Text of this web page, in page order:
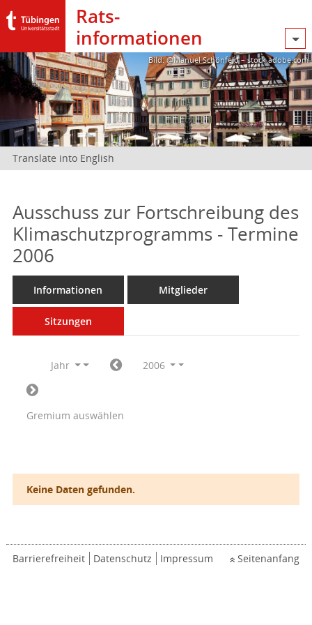
Rats­
informationen
Bild: @Manuel Schönfeld – stock.adobe.com
Translate into English
Ausschuss zur Fortschreibung des
Klimaschutzprogramms - Termine
2006
Informationen Mitglieder
Sitzungen
Jahr 2006
Gremium auswählen
Keine Daten gefunden.
Barrierefreiheit Datenschutz Impressum Seitenanfang